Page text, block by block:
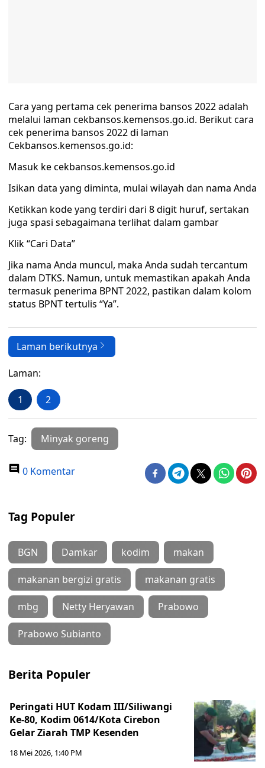
Cara yang pertama cek penerima bansos 2022 adalah
melalui laman cekbansos.kemensos.go.id. Berikut cara
cek penerima bansos 2022 di laman
Cekbansos.kemensos.go.id:
Masuk ke cekbansos.kemensos.go.id
Isikan data yang diminta, mulai wilayah dan nama Anda
Ketikkan kode yang terdiri dari 8 digit huruf, sertakan
juga spasi sebagaimana terlihat dalam gambar
Klik “Cari Data”
Jika nama Anda muncul, maka Anda sudah tercantum
dalam DTKS. Namun, untuk memastikan apakah Anda
termasuk penerima BPNT 2022, pastikan dalam kolom
status BPNT tertulis “Ya”.
Laman berikutnya
Laman:
1 2
Tag: Minyak goreng
0 Komentar
Tag Populer
BGN Damkar kodim makan
makanan bergizi gratis makanan gratis
mbg Netty Heryawan Prabowo
Prabowo Subianto
Berita Populer
Peringati HUT Kodam III/Siliwangi
Ke-80, Kodim 0614/Kota Cirebon
Gelar Ziarah TMP Kesenden
18 Mei 2026, 1:40 PM